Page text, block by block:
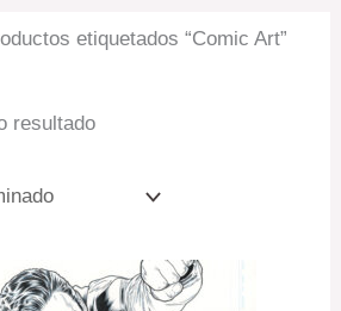
etiquetados “Comic Art”
resultado